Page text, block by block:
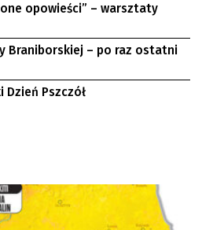
opowieści” – warsztaty
Braniborskiej – po raz ostatni
Dzień Pszczół